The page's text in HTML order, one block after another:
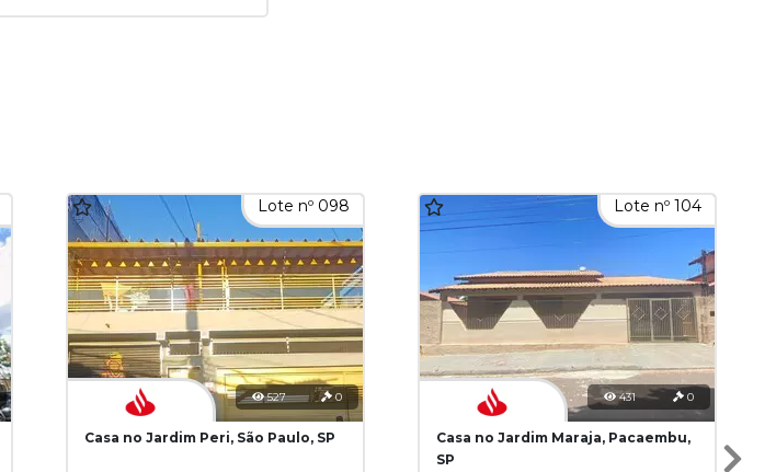
Lote nº 098
527 0
Casa no Jardim Peri, São Paulo, SP
Lote nº 104
431 0
Casa no Jardim Maraja, Pacaembu,
SP